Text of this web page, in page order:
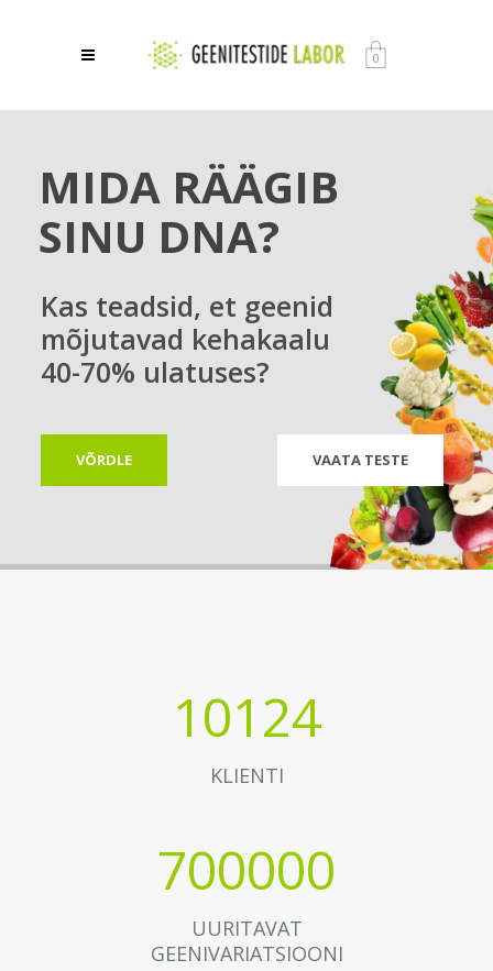
0
MIDA RÄÄGIB
SINU DNA?
Kas teadsid, et geenid
mõjutavad kehakaalu
40-70% ulatuses?
VÕRDLE VAATA TESTE
10124
KLIENTI
700000
UURITAVAT
GEENIVARIATSIOONI